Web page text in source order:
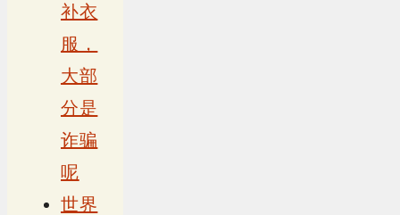
补衣
服，
大部
分是
诈骗
呢
世界